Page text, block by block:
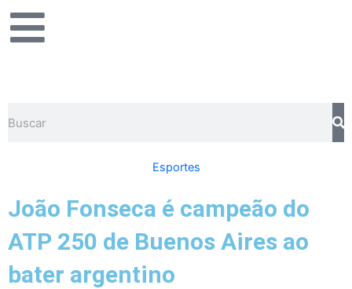
para
Esportes
João Fonseca é campeão do
ATP 250 de Buenos Aires ao
bater argentino